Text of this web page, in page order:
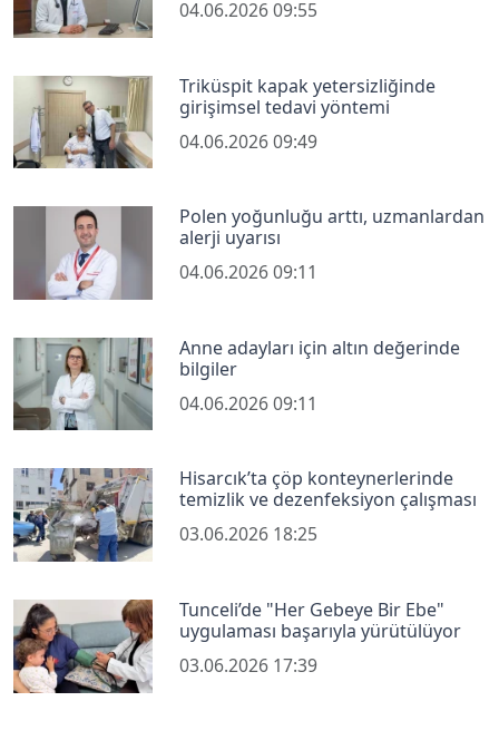
04.06.2026 09:55
Triküspit kapak yetersizliğinde
girişimsel tedavi yöntemi
04.06.2026 09:49
Polen yoğunluğu arttı, uzmanlardan
alerji uyarısı
04.06.2026 09:11
Anne adayları için altın değerinde
bilgiler
04.06.2026 09:11
Hisarcık’ta çöp konteynerlerinde
temizlik ve dezenfeksiyon çalışması
03.06.2026 18:25
Tunceli’de "Her Gebeye Bir Ebe"
uygulaması başarıyla yürütülüyor
03.06.2026 17:39